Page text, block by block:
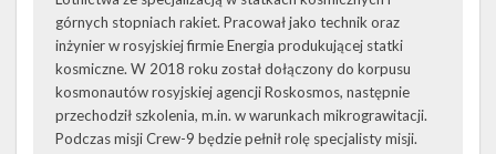
górnych stopniach rakiet. Pracował jako technik oraz
inżynier w rosyjskiej firmie Energia produkującej statki
kosmiczne. W 2018 roku został dołączony do korpusu
kosmonautów rosyjskiej agencji Roskosmos, następnie
przechodził szkolenia, m.in. w warunkach mikrograwitacji.
Podczas misji Crew-9 będzie pełnił rolę specjalisty misji.